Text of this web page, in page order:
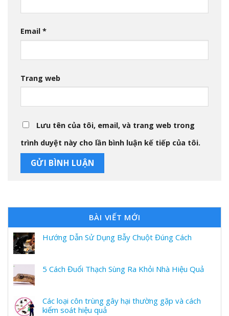
Email *
Trang web
Lưu tên của tôi, email, và trang web trong
trình duyệt này cho lần bình luận kế tiếp của tôi.
BÀI VIẾT MỚI
Hướng Dẫn Sử Dụng Bẫy Chuột Đúng Cách
5 Cách Đuổi Thạch Sùng Ra Khỏi Nhà Hiệu Quả
Các loại côn trùng gây hại thường gặp và cách
kiểm soát hiệu quả